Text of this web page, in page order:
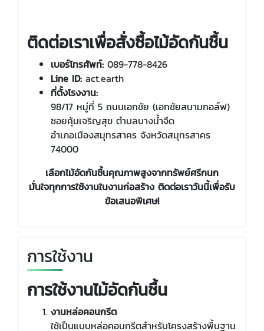
ติดต่อเราเพื่อสั่งซื้อไม้อัดกันชื้น
เบอร์โทรศัพท์: 089-778-8426
Line ID: act.earth
ที่ตั้งโรงงาน:
98/17 หมู่ที่ 5 ถนนเอกชัย (เอกชัยสนามกอล์ฟ)
ซอยคุ้มเจริญสุข ตำบลบางน้ำจืด
อำเภอเมืองสมุทรสาคร จังหวัดสมุทรสาคร
74000
เลือกไม้อัดกันชื้นคุณภาพสูงจากทรัพย์ศรีกนก
มั่นใจทุกการใช้งานในงานก่อสร้าง ติดต่อเราวันนี้เพื่อรับ
ข้อเสนอพิเศษ!
การใช้งาน
การใช้งานไม้อัดกันชื้น
งานหล่อคอนกรีต
ใช้เป็นแบบหล่อคอนกรีตสำหรับโครงสร้างพื้นฐาน